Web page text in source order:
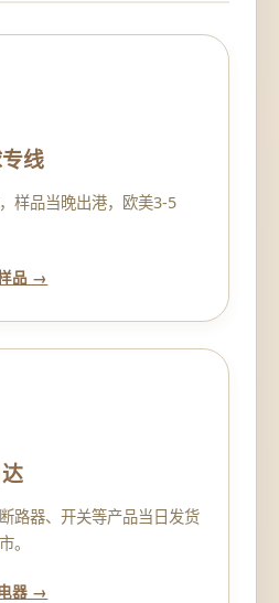
线
样品当晚出港，欧美3-5
品 →
路器、开关等产品当日发货
。
器 →